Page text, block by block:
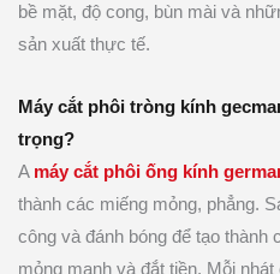
bề mặt, độ cong, bùn mài và
sản xuất thực tế.
Máy cắt phôi tròng kính
trọng?
A máy cắt phôi ống kính
thành các miếng mỏng, phẳng.
công và đánh bóng để tạo thành
mỏng manh và đắt tiền. Mỗi